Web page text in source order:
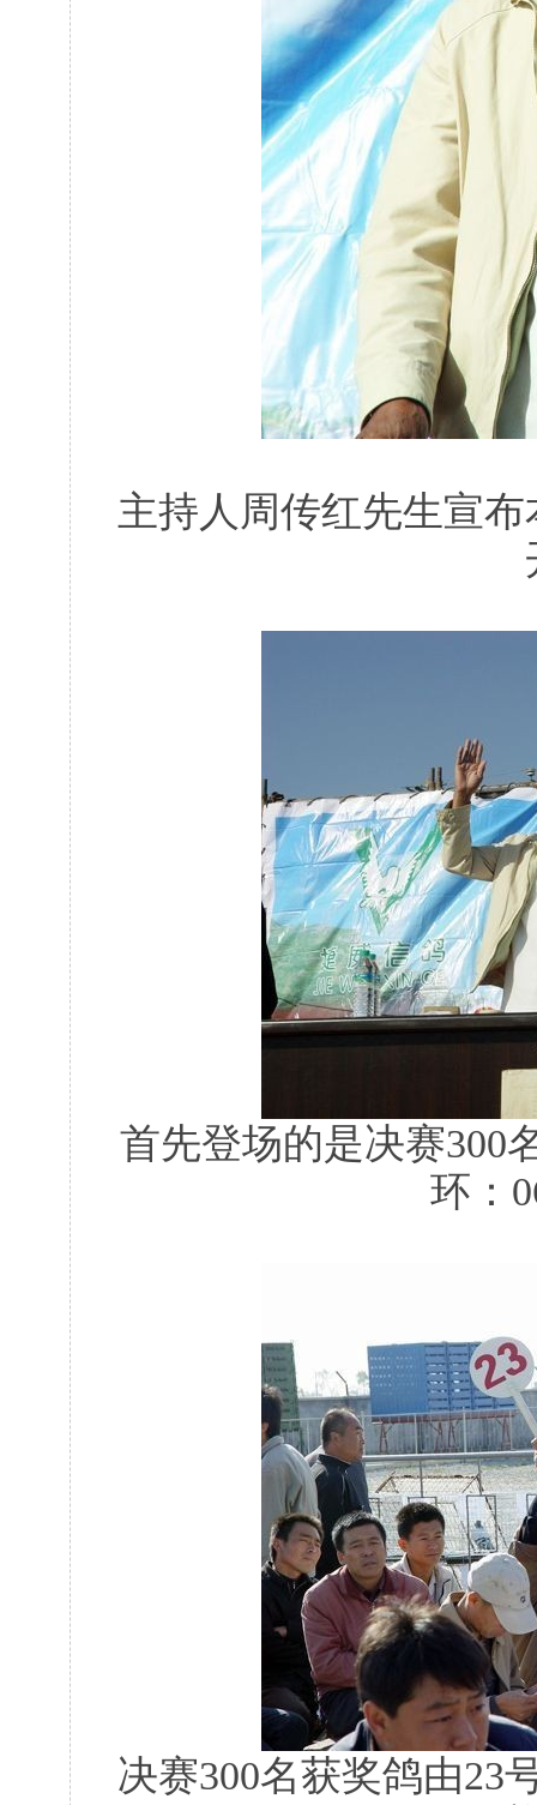
主持人周传红先生宣
首先登场的是决赛300
环：
决赛300名获奖鸽由23